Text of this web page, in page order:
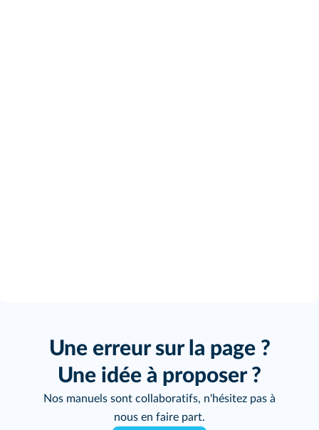
Une erreur sur la page ?
Une idée à proposer ?
Nos manuels sont collaboratifs, n'hésitez pas à
nous en faire part.